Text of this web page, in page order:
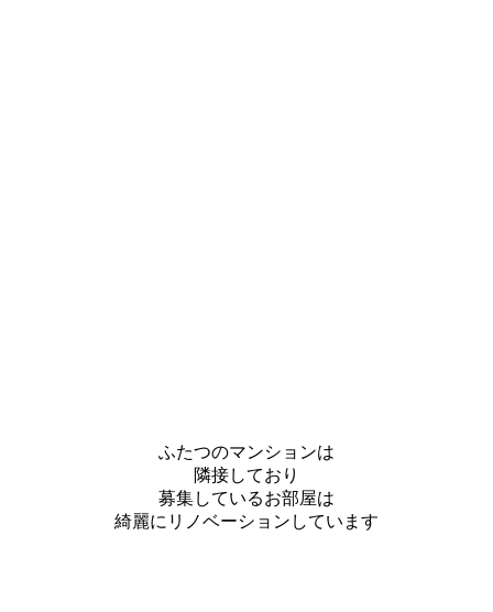
ふたつのマンションは
隣接しており
募集しているお部屋は
綺麗にリノベーションしています